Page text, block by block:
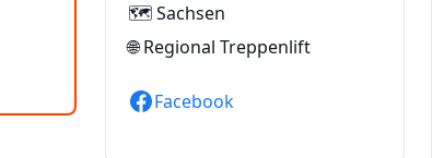
🗺️ Sachsen
🌐Regional Treppenlift
Facebook